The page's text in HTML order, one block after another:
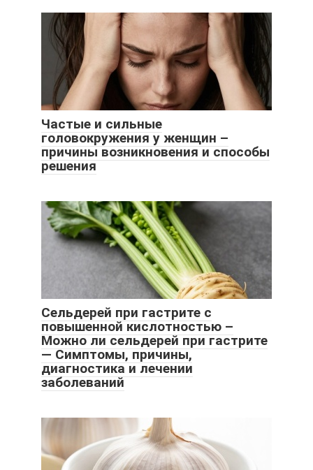
Частые и сильные
головокружения у женщин –
причины возникновения и способы
решения
Сельдерей при гастрите с
повышенной кислотностью –
Можно ли сельдерей при гастрите
— Симптомы, причины,
диагностика и лечении
заболеваний